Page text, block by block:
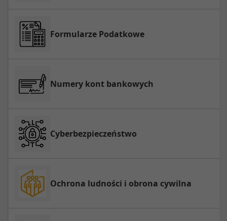
Formularze Podatkowe
Numery kont bankowych
Cyberbezpieczeństwo
Ochrona ludności i obrona cywilna